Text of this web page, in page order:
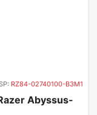
RZ84-02740100-B3M1
Abyssus-